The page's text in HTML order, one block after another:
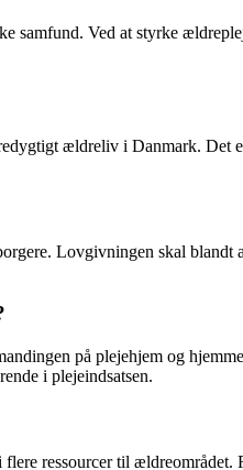
Ved at styrke
ældreliv i Danmark. Det
Lovgivningen skal blandt
på plejehjem og
i plejeindsatsen.
ressourcer til ældreområdet.